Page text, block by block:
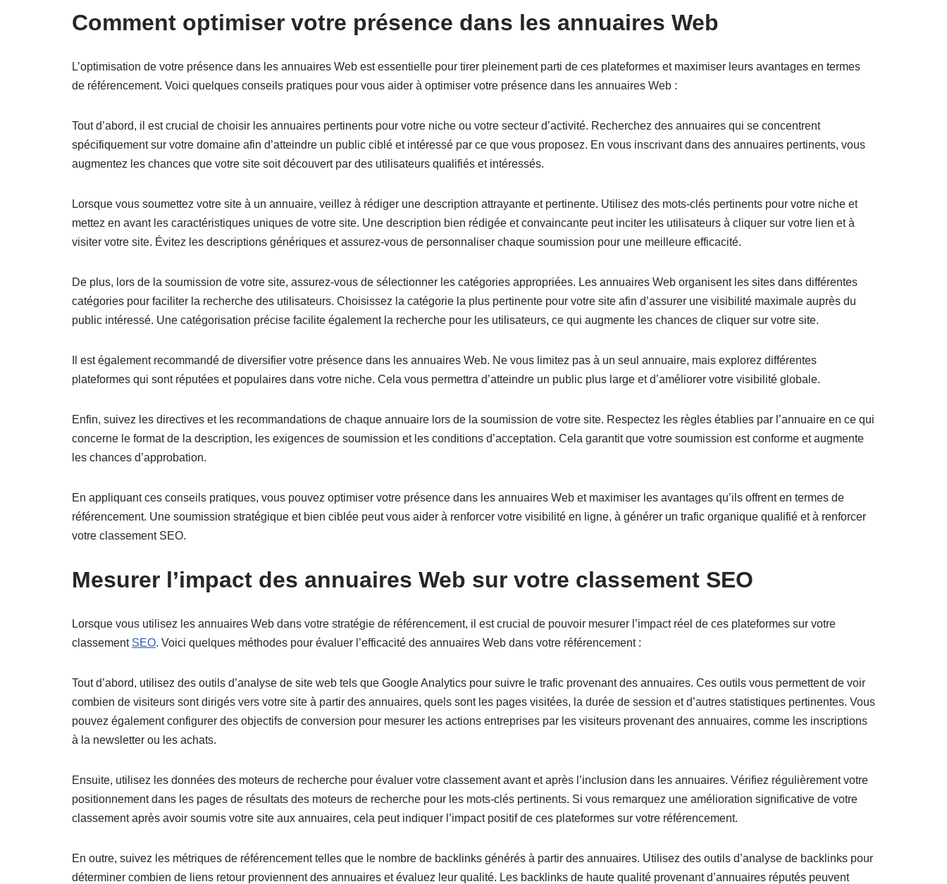
Comment optimiser votre présence dans les annuaires Web
L’optimisation de votre présence dans les annuaires Web est essentielle pour tirer pleinement parti de ces plateformes et maximiser leurs avantages en termes
de référencement. Voici quelques conseils pratiques pour vous aider à optimiser votre présence dans les annuaires Web :
Tout d’abord, il est crucial de choisir les annuaires pertinents pour votre niche ou votre secteur d’activité. Recherchez des annuaires qui se concentrent
spécifiquement sur votre domaine afin d’atteindre un public ciblé et intéressé par ce que vous proposez. En vous inscrivant dans des annuaires pertinents, vous
augmentez les chances que votre site soit découvert par des utilisateurs qualifiés et intéressés.
Lorsque vous soumettez votre site à un annuaire, veillez à rédiger une description attrayante et pertinente. Utilisez des mots-clés pertinents pour votre niche et
mettez en avant les caractéristiques uniques de votre site. Une description bien rédigée et convaincante peut inciter les utilisateurs à cliquer sur votre lien et à
visiter votre site. Évitez les descriptions génériques et assurez-vous de personnaliser chaque soumission pour une meilleure efficacité.
De plus, lors de la soumission de votre site, assurez-vous de sélectionner les catégories appropriées. Les annuaires Web organisent les sites dans différentes
catégories pour faciliter la recherche des utilisateurs. Choisissez la catégorie la plus pertinente pour votre site afin d’assurer une visibilité maximale auprès du
public intéressé. Une catégorisation précise facilite également la recherche pour les utilisateurs, ce qui augmente les chances de cliquer sur votre site.
Il est également recommandé de diversifier votre présence dans les annuaires Web. Ne vous limitez pas à un seul annuaire, mais explorez différentes
plateformes qui sont réputées et populaires dans votre niche. Cela vous permettra d’atteindre un public plus large et d’améliorer votre visibilité globale.
Enfin, suivez les directives et les recommandations de chaque annuaire lors de la soumission de votre site. Respectez les règles établies par l’annuaire en ce qui
concerne le format de la description, les exigences de soumission et les conditions d’acceptation. Cela garantit que votre soumission est conforme et augmente
les chances d’approbation.
En appliquant ces conseils pratiques, vous pouvez optimiser votre présence dans les annuaires Web et maximiser les avantages qu’ils offrent en termes de
référencement. Une soumission stratégique et bien ciblée peut vous aider à renforcer votre visibilité en ligne, à générer un trafic organique qualifié et à renforcer
votre classement SEO.
Mesurer l’impact des annuaires Web sur votre classement SEO
Lorsque vous utilisez les annuaires Web dans votre stratégie de référencement, il est crucial de pouvoir mesurer l’impact réel de ces plateformes sur votre
classement SEO. Voici quelques méthodes pour évaluer l’efficacité des annuaires Web dans votre référencement :
Tout d’abord, utilisez des outils d’analyse de site web tels que Google Analytics pour suivre le trafic provenant des annuaires. Ces outils vous permettent de voir
combien de visiteurs sont dirigés vers votre site à partir des annuaires, quels sont les pages visitées, la durée de session et d’autres statistiques pertinentes. Vous
pouvez également configurer des objectifs de conversion pour mesurer les actions entreprises par les visiteurs provenant des annuaires, comme les inscriptions
à la newsletter ou les achats.
Ensuite, utilisez les données des moteurs de recherche pour évaluer votre classement avant et après l’inclusion dans les annuaires. Vérifiez régulièrement votre
positionnement dans les pages de résultats des moteurs de recherche pour les mots-clés pertinents. Si vous remarquez une amélioration significative de votre
classement après avoir soumis votre site aux annuaires, cela peut indiquer l’impact positif de ces plateformes sur votre référencement.
En outre, suivez les métriques de référencement telles que le nombre de backlinks générés à partir des annuaires. Utilisez des outils d’analyse de backlinks pour
déterminer combien de liens retour proviennent des annuaires et évaluez leur qualité. Les backlinks de haute qualité provenant d’annuaires réputés peuvent